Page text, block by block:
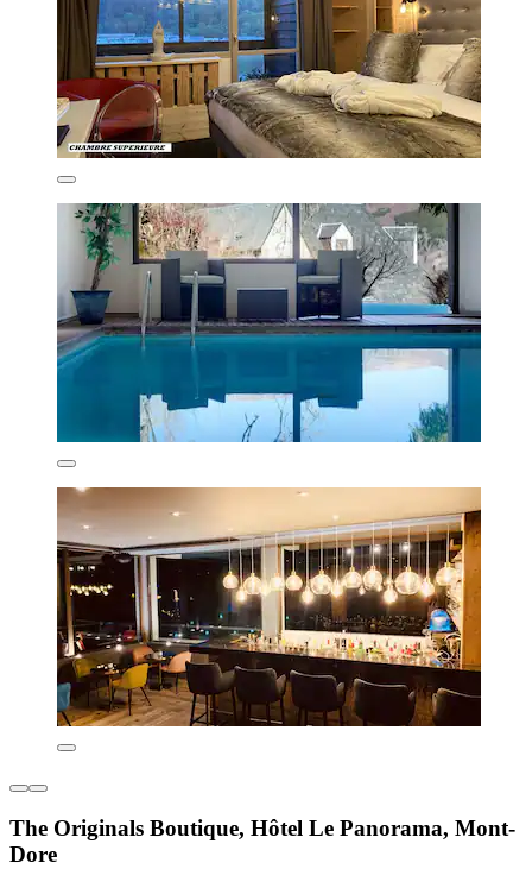
The Originals Boutique, Hôtel Le Panorama, Mont-
Dore